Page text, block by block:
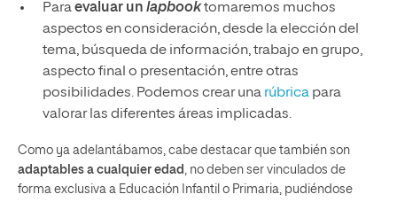
Paraevaluar un lapbooktomaremos muchos
aspectos en consideración, desde la elección del
tema, búsqueda de información, trabajo en grupo,
aspecto final o presentación, entre otras
posibilidades. Podemos crear unarúbricapara
valorar las diferentes áreas implicadas.
Como ya adelantábamos, cabe destacar que también son
adaptables a cualquier edad, no deben ser vinculados de
forma exclusiva a Educación Infantil o Primaria, pudiéndose